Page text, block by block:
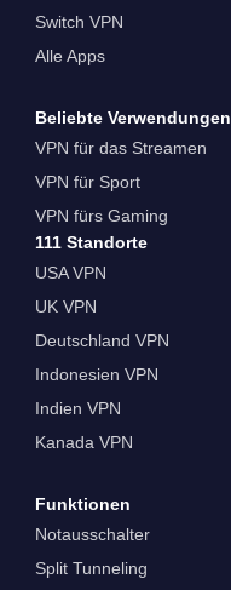
Switch VPN
Alle Apps
Beliebte Verwendungen
VPN für das Streamen
VPN für Sport
VPN fürs Gaming
111 Standorte
USA VPN
UK VPN
Deutschland VPN
Indonesien VPN
Indien VPN
Kanada VPN
Funktionen
Notausschalter
Split Tunneling